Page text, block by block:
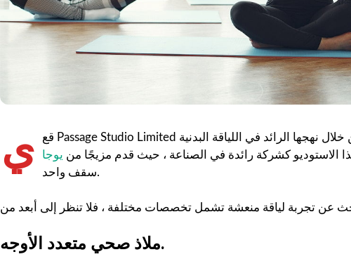
ي
قع Passage Studio Limited في قلب كالجاري ، ويقف كمنارة للابتكار والعافية. من خلال نهجها الرائد في اللياقة البدنية
الاستوديو كشركة رائدة في الصناعة ، حيث قدم مزيجًا من يوجا
سقف واحد.
ملاذ صحي متعدد الأوجه.